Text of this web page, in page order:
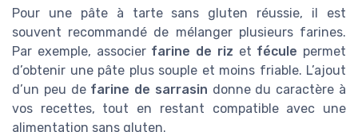
Pour une pâte à tarte sans gluten réussie, il est
souvent recommandé de mélanger plusieurs farines.
Par exemple, associer farine de riz et fécule permet
d’obtenir une pâte plus souple et moins friable. L’ajout
d’un peu de farine de sarrasin donne du caractère à
vos recettes, tout en restant compatible avec une
alimentation sans gluten.